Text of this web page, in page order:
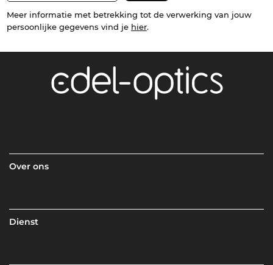
Meer informatie met betrekking tot de verwerking van jouw
persoonlijke gegevens vind je hier.
Over ons
Dienst